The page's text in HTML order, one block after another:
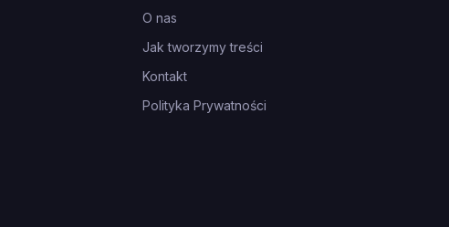
O nas
Jak tworzymy treści
Kontakt
Polityka Prywatności